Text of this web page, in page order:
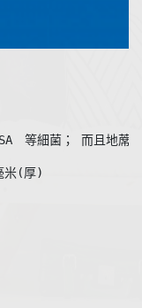
　等細菌； 而且地
米(厚)